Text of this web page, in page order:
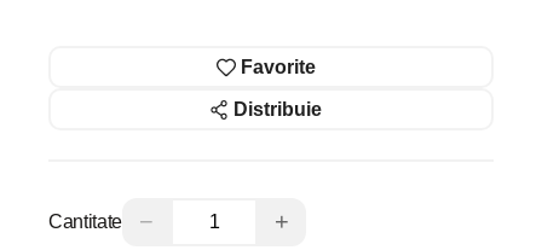
Favorite
Distribuie
Cantitate − +